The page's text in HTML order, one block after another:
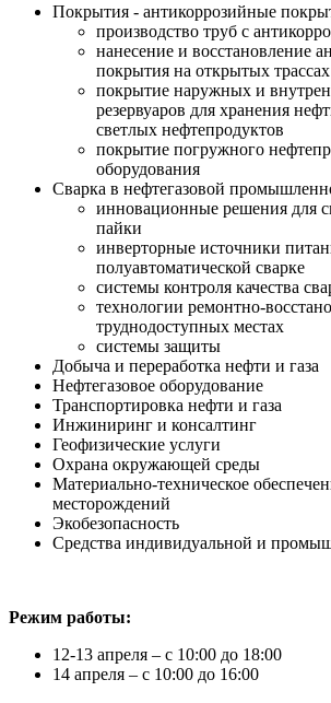
Покрытия - антикоррозийные
производство труб с
нанесение и восстановление
покрытия на открытых
покрытие наружных и
резервуаров для хранения
светлых нефтепродуктов
покрытие погружного
оборудования
Сварка в нефтегазовой
инновационные решения для
пайки
инверторные источники
полуавтоматической сварке
системы контроля качества
технологии ремонтно-
труднодоступных местах
системы защиты
Добыча и переработка нефти и газа
Нефтегазовое оборудование
Транспортировка нефти и газа
Инжиниринг и консалтинг
Геофизические услуги
Охрана окружающей среды
Материально-техническое
месторождений
Экобезопасность
Средства индивидуальной и
Режим работы:
12-13 апреля – с 10:00 до 18:00
14 апреля – с 10:00 до 16:00